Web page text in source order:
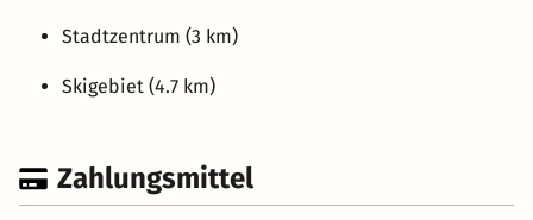
Stadtzentrum (3 km)
Skigebiet (4.7 km)
Zahlungsmittel